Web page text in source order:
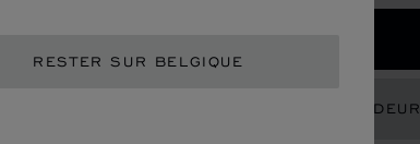
RESTER SUR BELGIQUE
CONTACTER UN AMBASSADEUR